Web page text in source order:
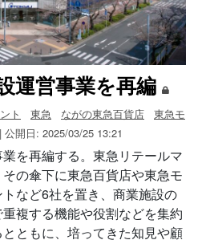
運営事業を再編
ト 東急 ながの東急百貨店
東急モ
| 公開日: 2025/03/25 13:21
を再編する。東急リテールマ
の傘下に東急百貨店や東急モ
など6社を置き、商業施設の
複する機能や役割などを集約
ともに、培ってきた知見や顧